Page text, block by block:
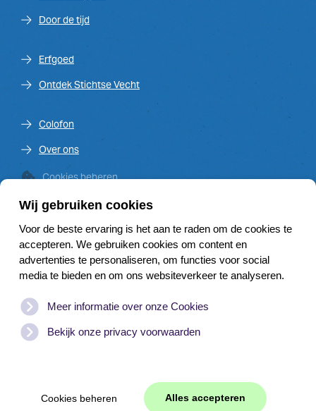
Wij gebruiken cookies
Voor de beste ervaring is het aan te raden om de cookies te
accepteren. We gebruiken cookies om content en
advertenties te personaliseren, om functies voor social
media te bieden en om ons websiteverkeer te analyseren.
Meer informatie over onze Cookies
Bekijk onze privacy voorwaarden
Cookies beheren Alles accepteren
Door de tijd
Erfgoed
Ontdek Stichtse Vecht
Colofon
Over ons
Cookies beheren
Venster op de Vecht is een initiatief van de Vechtplassen
Commissie en financieel mede mogelijk gemaakt door:
www.vensteropdevecht.nl | Alle rechten
voorbehouden. |Disclaimer